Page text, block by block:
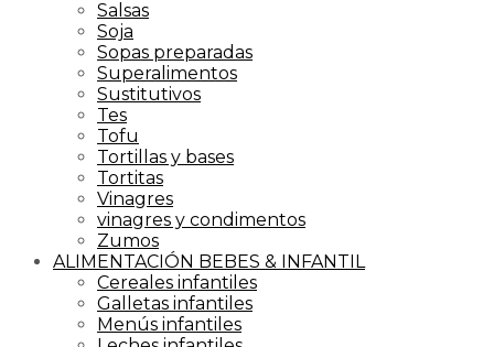
Salsas
Soja
Sopas preparadas
Superalimentos
Sustitutivos
Tes
Tofu
Tortillas y bases
Tortitas
Vinagres
vinagres y condimentos
Zumos
ALIMENTACIÓN BEBES & INFANTIL
Cereales infantiles
Galletas infantiles
Menús infantiles